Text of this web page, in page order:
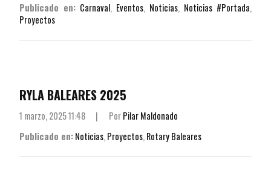
Publicado en: Carnaval, Eventos, Noticias, Noticias #Portada,
Proyectos
RYLA BALEARES 2025
1 marzo, 2025 11:48 | PorPilar Maldonado
Publicado en:Noticias, Proyectos, Rotary Baleares